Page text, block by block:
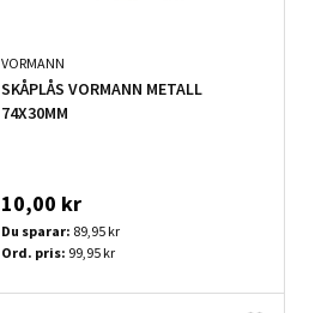
VORMANN
SKÅPLÅS VORMANN METALL
74X30MM
10,00 kr
Du sparar: 89,95 kr
Ord. pris: 99,95 kr